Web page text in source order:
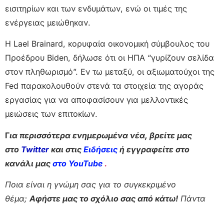
εισιτηρίων και των ενδυμάτων, ενώ οι τιμές της
ενέργειας μειώθηκαν.
Η Lael Brainard, κορυφαία οικονομική σύμβουλος του
Προέδρου Biden, δήλωσε ότι οι ΗΠΑ “γυρίζουν σελίδα
στον πληθωρισμό”. Εν τω μεταξύ, οι αξιωματούχοι της
Fed παρακολουθούν στενά τα στοιχεία της αγοράς
εργασίας για να αποφασίσουν για μελλοντικές
μειώσεις των επιτοκίων.
Για περισσότερα ενημερωμένα νέα, βρείτε μας
στο Twitter και στις Ειδήσεις ή εγγραφείτε στο
κανάλι μας στο YouTube .
Ποια είναι η γνώμη σας για το συγκεκριμένο
θέμα;Αφήστε μας το σχόλιο σας από κάτω! Πάντα